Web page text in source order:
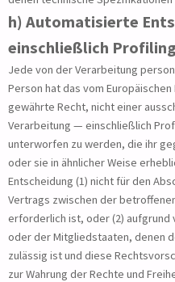
h) Automatisierte
einschließlich Profiling
Jede von der Verarbeitung
Person hat das vom
gewährte Recht, nicht einer
Verarbeitung — einschließlich
unterworfen zu werden, die ihr
oder sie in ähnlicher Weise
Entscheidung (1) nicht für den
Vertrags zwischen der
erforderlich ist, oder (2) aufgrund
oder der Mitgliedstaaten, denen
zulässig ist und diese
zur Wahrung der Rechte und